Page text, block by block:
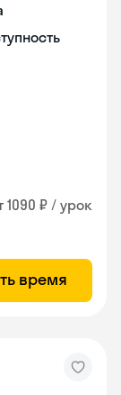
1090 ₽ / урок
время